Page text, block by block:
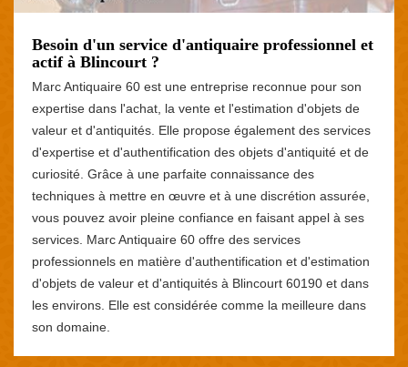
Besoin d'un service d'antiquaire professionnel et
actif à Blincourt ?
Marc Antiquaire 60 est une entreprise reconnue pour son
expertise dans l'achat, la vente et l'estimation d'objets de
valeur et d'antiquités. Elle propose également des services
d'expertise et d'authentification des objets d'antiquité et de
curiosité. Grâce à une parfaite connaissance des
techniques à mettre en œuvre et à une discrétion assurée,
vous pouvez avoir pleine confiance en faisant appel à ses
services. Marc Antiquaire 60 offre des services
professionnels en matière d'authentification et d'estimation
d'objets de valeur et d'antiquités à Blincourt 60190 et dans
les environs. Elle est considérée comme la meilleure dans
son domaine.